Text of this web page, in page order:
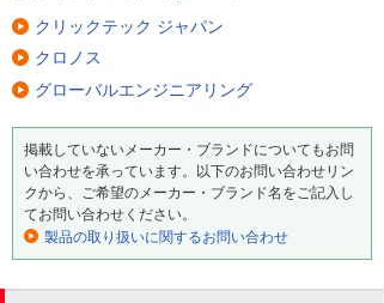
クリックテック ジャパン
クロノス
グローバルエンジニアリング
掲載していないメーカー・ブランドについてもお問
い合わせを承っています。以下のお問い合わせリン
クから、ご希望のメーカー・ブランド名をご記入し
てお問い合わせください。
製品の取り扱いに関するお問い合わせ